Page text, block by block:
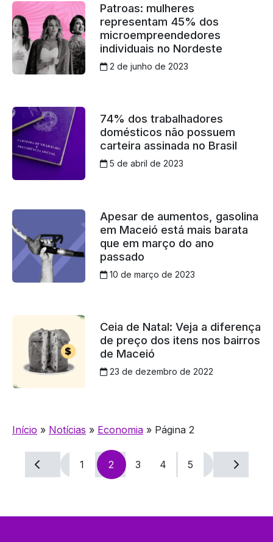
Patroas: mulheres
representam 45% dos
microempreendedores
individuais no Nordeste
2 de junho de 2023
74% dos trabalhadores
domésticos não possuem
carteira assinada no Brasil
5 de abril de 2023
Apesar de aumentos, gasolina
em Maceió está mais barata
que em março do ano
passado
10 de março de 2023
Ceia de Natal: Veja a diferença
de preço dos itens nos bairros
de Maceió
23 de dezembro de 2022
Início » Notícias » Economia » Página 2
Navegação
por
1 2 3 4 5